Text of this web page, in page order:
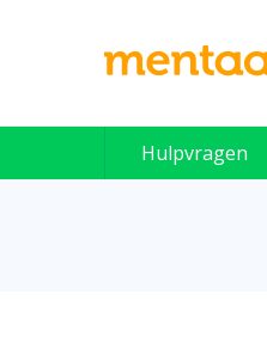
Hulpvragen